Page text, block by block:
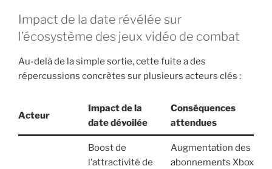
Impact de la date révélée sur
l’écosystème des jeux vidéo de combat
Au-delà de la simple sortie, cette fuite a des
répercussions concrètes sur plusieurs acteurs clés :
Acteur
Impact de la
date dévoilée
Conséquences
attendues
Boost de
l’attractivité de
Augmentation des
abonnements Xbox